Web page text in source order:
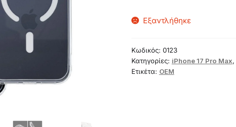
Εξαντλήθηκε
Κωδικός: 0123
Κατηγορίες: iPhone 17 Pro Max,
Ετικέτα: OEM